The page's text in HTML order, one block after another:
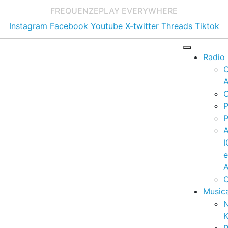
FREQUENZEPLAY EVERYWHERE
Instagram Facebook Youtube X-twitter Threads Tiktok
Radio
e